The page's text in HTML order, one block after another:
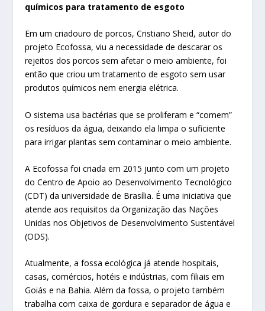
químicos para tratamento de esgoto
Em um criadouro de porcos, Cristiano Sheid, autor do
projeto Ecofossa, viu a necessidade de descarar os
rejeitos dos porcos sem afetar o meio ambiente, foi
então que criou um tratamento de esgoto sem usar
produtos químicos nem energia elétrica.
O sistema usa bactérias que se proliferam e “comem”
os resíduos da água, deixando ela limpa o suficiente
para irrigar plantas sem contaminar o meio ambiente.
A Ecofossa foi criada em 2015 junto com um projeto
do Centro de Apoio ao Desenvolvimento Tecnológico
(CDT) da universidade de Brasília. É uma iniciativa que
atende aos requisitos da Organização das Nações
Unidas nos Objetivos de Desenvolvimento Sustentável
(ODS).
Atualmente, a fossa ecológica já atende hospitais,
casas, comércios, hotéis e indústrias, com filiais em
Goiás e na Bahia. Além da fossa, o projeto também
trabalha com caixa de gordura e separador de água e